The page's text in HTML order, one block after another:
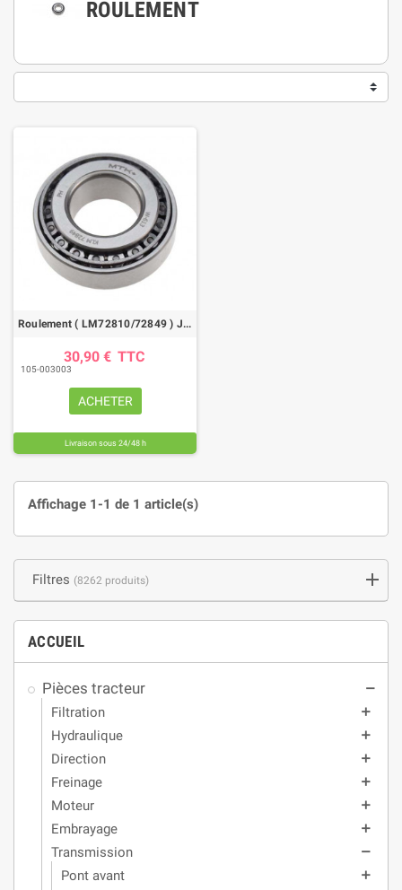
Filtres (8262 produits)
ACCUEIL
Pièces tracteur remove
Filtration add
Hydraulique add
Direction add
Freinage add
Moteur add
Embrayage add
Transmission remove
Pont avant add
ROULEMENT
Roulement ( LM72810/72849 ) JOHN DEERE
30,90 € TTC
105-003003
ACHETER
Livraison sous 24/48 h
Affichage 1-1 de 1 article(s)